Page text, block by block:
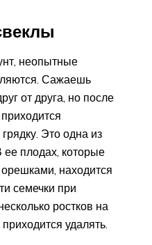
неопытные
Сажаешь
от друга, но после
Это одна из
ее плодах, которые
находится
семечки при
ростков на
удалять.